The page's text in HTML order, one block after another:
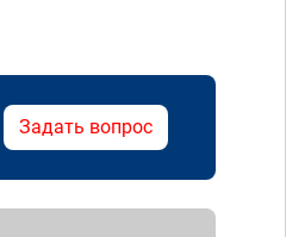
Задать вопрос